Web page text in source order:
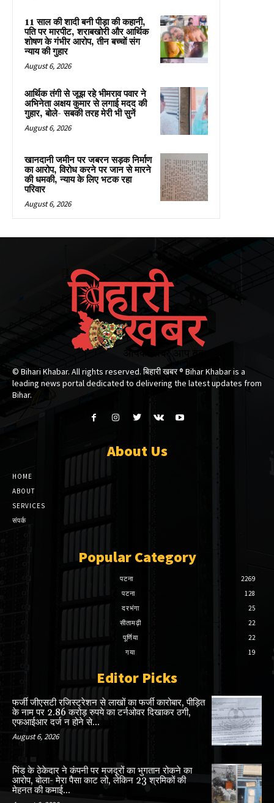
11 साल की शादी बनी पीड़ा की कहानी,
पति पर मारपीट, शराबखोरी और आर्थिक
शोषण के गंभीर आरोप, तीन बच्चों संग
न्याय की गुहार
August 6, 2026
आर्थिक तंगी से जूझ रहे भीमराव पवार ने
अभिनेता अक्षय कुमार से लगाई मदद की
गुहार, बोले- सबकी तरह मेरी भी सुनें
August 6, 2026
खानदानी जमीन पर जबरन सड़क निर्माण
का आरोप, विरोध करने पर जान से मारने
की धमकी, न्याय के लिए भटक रहा
परिवार
August 6, 2026
© Bihari Khabar. All rights reserved. बिहारी खबर ®​ Bihar Khabar is a
leading news portal dedicated to delivering the latest updates from
Bihar.
About Us
HOME
ABOUT
SERVICES
संपर्क
Popular Category
पटना
2269
पटना
128
दरभंगा
25
सीतामढ़ी
22
पूर्णिया
22
गया
19
Editor Picks
फर्जी जीएसटी रजिस्ट्रेशन से लाखों का फर्जी कारोबार, पीड़ित
के नाम पर 2.86 करोड़ रुपये का टर्नओवर दिखाकर ठगी,
एफआईआर दर्ज न होने से...
August 6, 2026
भिंड के ठेकेदार ने कंपनी पर मजदूरों का भुगतान रोकने का
आरोप, बोला- मेरा पैसा काट लो, लेकिन 23 श्रमिकों की
मेहनत की कमाई...